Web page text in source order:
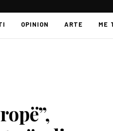
OPINION ARTE ME